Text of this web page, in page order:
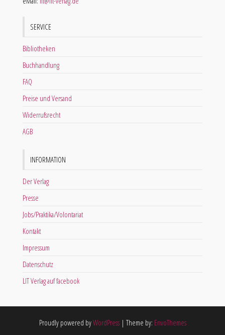
SERVICE
Bibliotheken
Buchhandlung
FAQ
Preise und Versand
Widerrufsrecht
AGB
INFORMATION
Der Verlag
Presse
Jobs/Praktika/Volontariat
Kontakt
Impressum
Datenschutz
LIT Verlag auf facebook
Proudly powered byWordPress | Theme by: EnvoThemes